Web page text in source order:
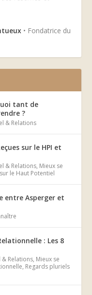
• Fondatrice du
tant de
?
& Relations
sur le HPI et
& Relations, Mieux se
le Haut Potentiel
entre Asperger et
: Les 8
& Relations, Mieux se
, Regards pluriels